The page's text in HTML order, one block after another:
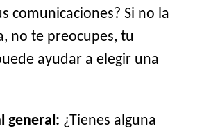
comunicaciones? Si no la
no te preocupes, tu
ayudar a elegir una
general: ¿Tienes alguna